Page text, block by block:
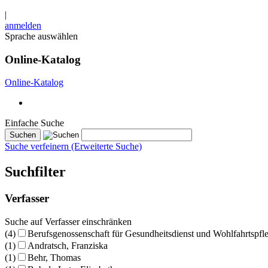
|
anmelden
Sprache auswählen
Online-Katalog
Online-Katalog
Einfache Suche
Suche verfeinern (Erweiterte Suche)
Suchfilter
Verfasser
Suche auf Verfasser einschränken
(4)
Berufsgenossenschaft für Gesundheitsdienst und
(1)
Andratsch, Franziska
(1)
Behr, Thomas